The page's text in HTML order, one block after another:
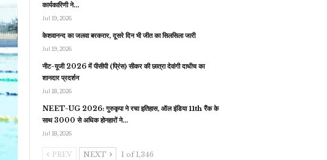
कार्यकारिणी ने…
Jul 19, 2026
केशवानन्द का जलवा बरकरार, दूसरे दिन भी जीत का सिलसिला जारी
Jul 19, 2026
नीट-यूजी 2026 में पीसीपी (प्रिंस) सीकर की छात्रा देवांगी दाधीच का
शानदार प्रदर्शन
Jul 18, 2026
NEET-UG 2026: गुरुकृपा ने रचा इतिहास, ऑल इंडिया 11th रैंक के
साथ 3000 से अधिक होनहारों ने…
Jul 18, 2026
PREV NEXT 1 of 1,346